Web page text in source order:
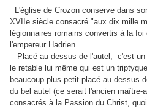
L'église de Crozon conserve dans
XVIIe siècle consacré "aux dix mille
légionnaires romains convertis à la
l'empereur Hadrien.
Placé au dessus de l'autel, c'est un
le retable lui même qui est un
beaucoup plus petit placé au dessus
du bel autel (ce serait l'ancien maître-
consacrés à la Passion du Christ,